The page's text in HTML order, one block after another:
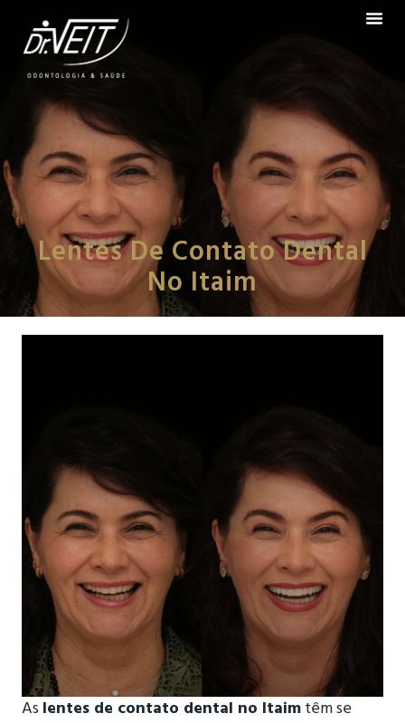
Lentes De Contato Dental
No Itaim
As lentes de contato dental no Itaimtêm se